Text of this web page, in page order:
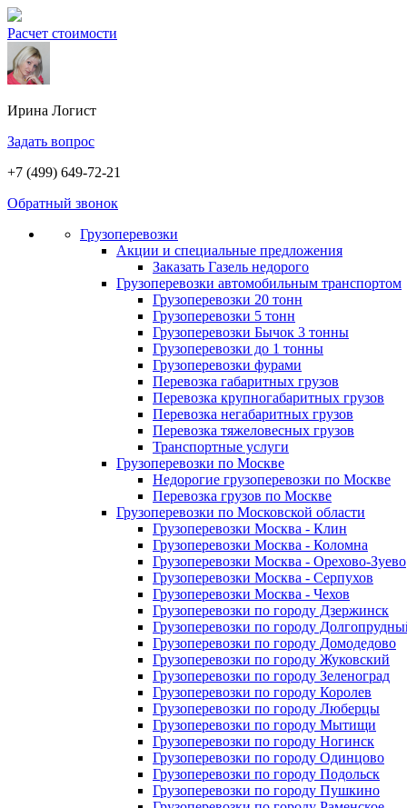
Расчет стоимости
Ирина Логист
Задать вопрос
+7 (499) 649-72-21
Обратный звонок
Грузоперевозки
Акции и специальные предложения
Заказать Газель недорого
Грузоперевозки автомобильным транспортом
Грузоперевозки 20 тонн
Грузоперевозки 5 тонн
Грузоперевозки Бычок 3 тонны
Грузоперевозки до 1 тонны
Грузоперевозки фурами
Перевозка габаритных грузов
Перевозка крупногабаритных грузов
Перевозка негабаритных грузов
Перевозка тяжеловесных грузов
Транспортные услуги
Грузоперевозки по Москве
Недорогие грузоперевозки по Москве
Перевозка грузов по Москве
Грузоперевозки по Московской области
Грузоперевозки Москва - Клин
Грузоперевозки Москва - Коломна
Грузоперевозки Москва - Орехово-Зуево
Грузоперевозки Москва - Серпухов
Грузоперевозки Москва - Чехов
Грузоперевозки по городу Дзержинск
Грузоперевозки по городу
Грузоперевозки по городу Домодедово
Грузоперевозки по городу Жуковский
Грузоперевозки по городу Зеленоград
Грузоперевозки по городу Королев
Грузоперевозки по городу Люберцы
Грузоперевозки по городу Мытищи
Грузоперевозки по городу Ногинск
Грузоперевозки по городу Одинцово
Грузоперевозки по городу Подольск
Грузоперевозки по городу Пушкино